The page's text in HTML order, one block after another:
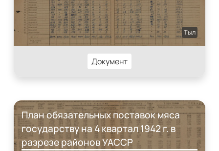
Тыл
Документ
План обязательных поставок мяса
государству на 4 квартал 1942 г. в
разрезе районов УАССР